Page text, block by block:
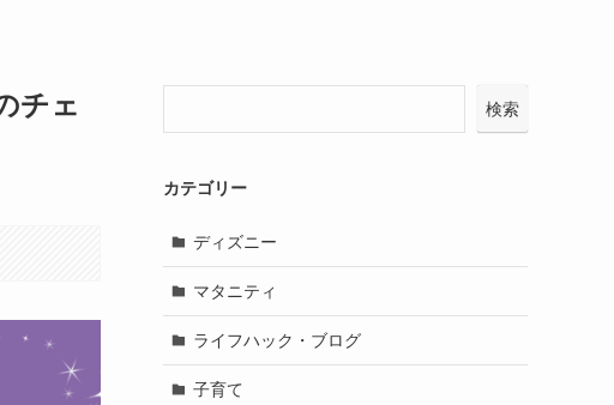
チェ
検索
カテゴリー
ディズニー
マタニティ
ライフハック・ブログ
子育て